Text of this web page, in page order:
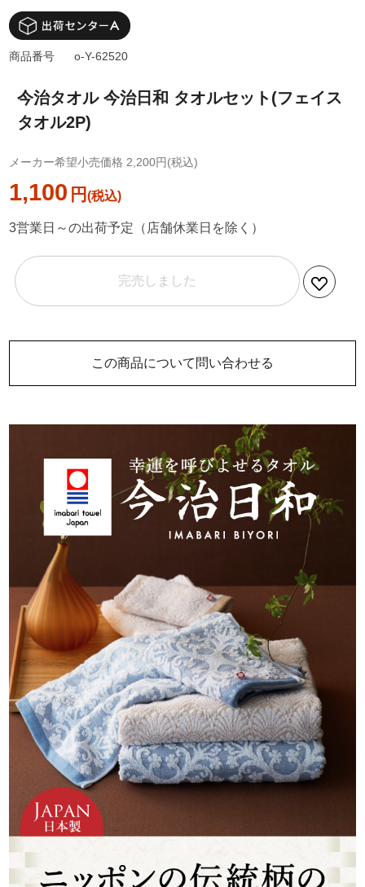
今治タオル 今治日和 タオルセット(フェイス
タオル2P)
メーカー希望小売価格 2,200円(税込)
1,100 円
商品番号 o-Y-62520
3営業日～の出荷予定（店舗休業日を除く）
完売しました
この商品について問い合わせる